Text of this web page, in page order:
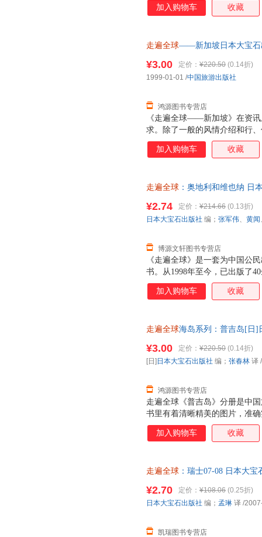
实用性的信息。分区特色线路
年的出版历史。走遍全球系列
全球系列旅游指南一贯坚持自
把内容做好。该系列图书更致
加入购物车 收藏
走遍全球――新加坡日本大宝石
《走遍全球――新加坡》在资
求。除了一般的风情介绍和行
绍与照片结合在一起，向读者
新加坡的地理与历史。本书出
¥3.00 定价： ¥220.50 (0.14折)
鸿源图书专营店
1999-01-01 /中国旅游出版社
加入购物车 收藏
走遍全球 ：奥地利和维也纳 日
换】
《走遍全球》是一套为中国公
书。从1998年至今，已出版了
各主要国家和地区。在不断推
了分册也尽可能在两三年内更
自由旅游者而写，是自由旅行
¥2.74 定价： ¥214.66 (0.13折)
博源文轩图书专营店
日本大宝石出版社 编； 张军伟、 黄闻
加入购物车 收藏
走遍全球海岛系列：普吉岛[日]
票！
走遍全球《普吉岛》分册是中
书里有着清晰精美的图片，准
岛、苏梅岛、有用的旅游信息
与众不同的面貌，增加了阅读
系列以对目的地国家细致的全
贯坚持自己的品质，并悉心听
列图书更致力于信息的不断更
¥3.00 定价： ¥220.50 (0.14折)
鸿源图书专营店
[日] 日本大宝石出版社 编； 张春林 译
加入购物车 收藏
走遍全球 ：瑞士07-08 日本大
¥2.70 定价： ¥108.06 (0.25折)
凯瑞图书专营店
日本大宝石出版社 编； 孟琳 译 /